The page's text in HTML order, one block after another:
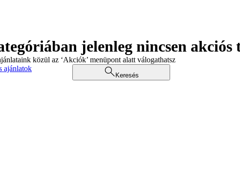
jelenleg nincsen akciós
közül az ‘Akciók’ menüpont alatt válogathatsz
ajánlatok
Keresés